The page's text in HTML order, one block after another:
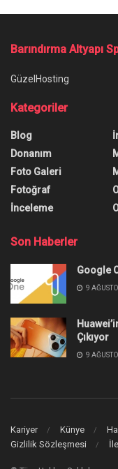
Barındırma Altyapı
GüzelHosting
Kategoriler
Blog
Donanım
Foto Galeri
Fotoğraf
İnceleme
Son Haberler
Google
9
Çıkıyor
9
Kariyer Künye
Gizlilik Sözleşmesi